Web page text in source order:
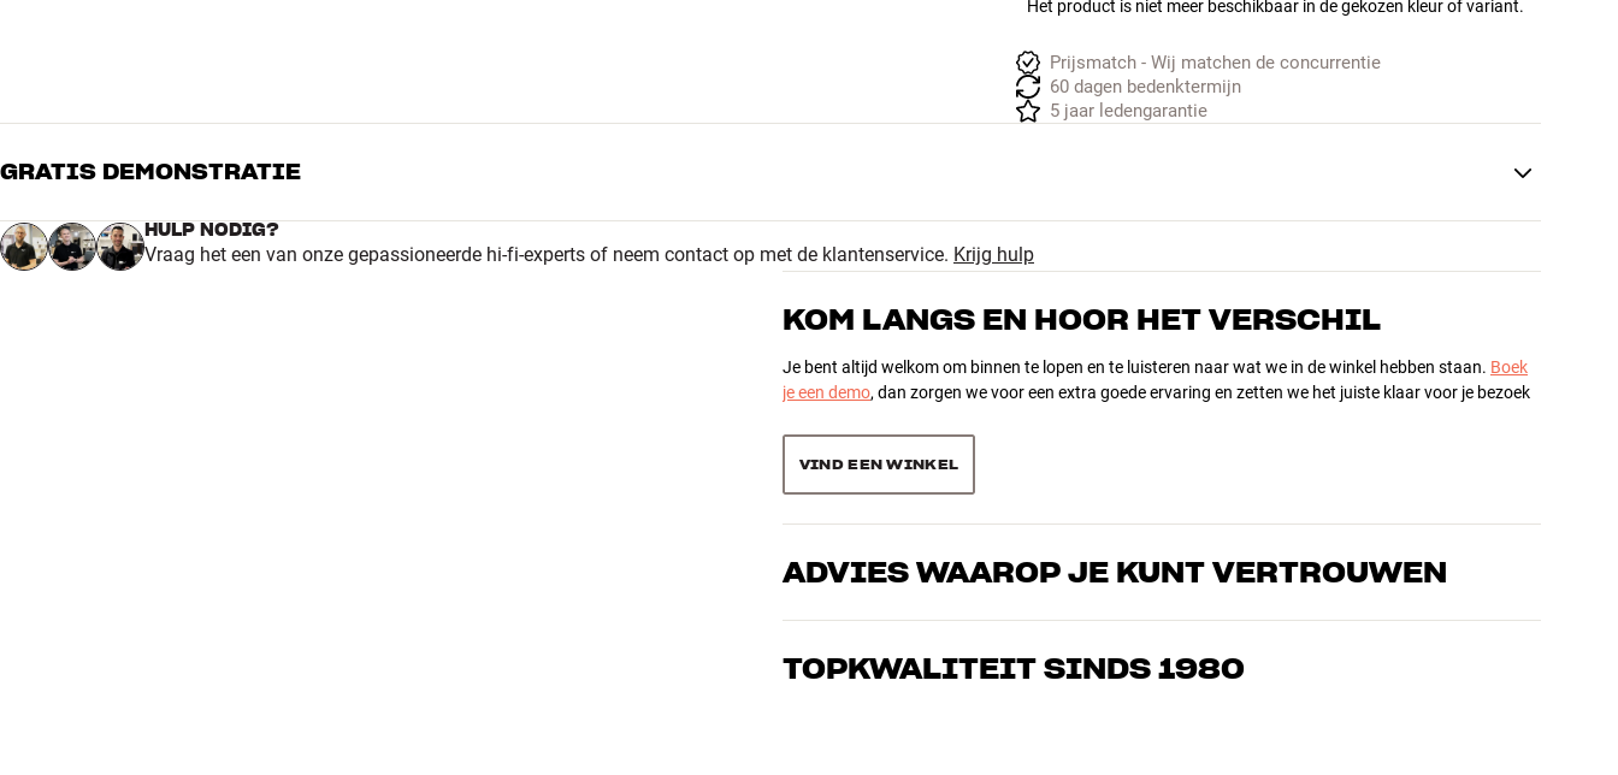
Het product is niet meer beschikbaar in de gekozen kleur of variant.
Prijsmatch - Wij matchen de concurrentie
60 dagen bedenktermijn
5 jaar ledengarantie
GRATIS DEMONSTRATIE
HULP NODIG?
Vraag het een van onze gepassioneerde hi-fi-experts of neem contact op met de klantenservice. Krijg hulp
KOM LANGS EN HOOR HET VERSCHIL
Je bent altijd welkom om binnen te lopen en te luisteren naar wat we in de winkel hebben staan. Boek
je een demo, dan zorgen we voor een extra goede ervaring en zetten we het juiste klaar voor je bezoek
VIND EEN WINKEL
ADVIES WAAROP JE KUNT VERTROUWEN
Onze medewerkers zijn echte liefhebbers die de producten door en door kennen en gepassioneerd zijn
de perfecte oplossing voor jouw wensen en budget
TOPKWALITEIT SINDS 1980